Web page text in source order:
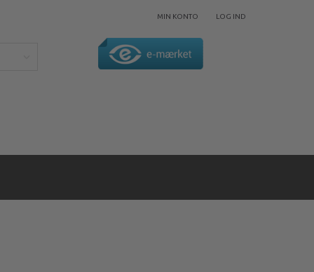
LOG IND
MIN KONTO